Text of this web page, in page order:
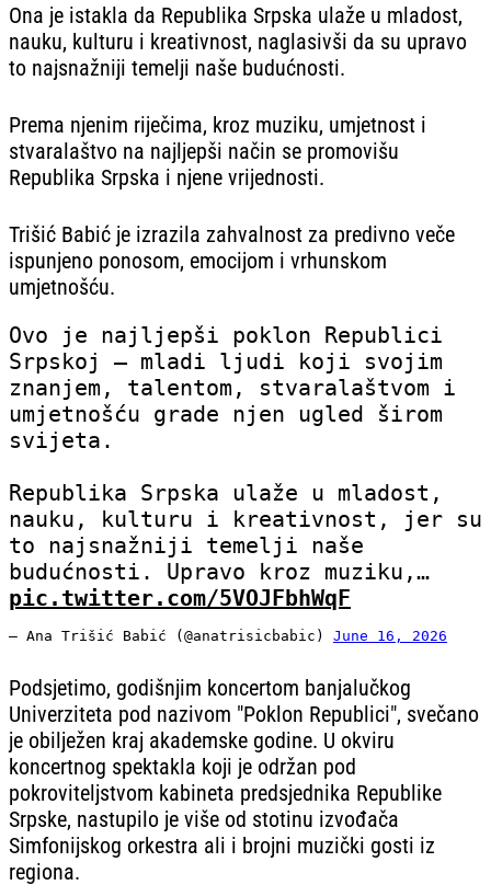
Ona je istakla da Republika Srpska ulaže u mladost,
nauku, kulturu i kreativnost, naglasivši da su upravo
to najsnažniji temelji naše budućnosti.
Prema njenim riječima, kroz muziku, umjetnost i
stvaralaštvo na najljepši način se promovišu
Republika Srpska i njene vrijednosti.
Trišić Babić je izrazila zahvalnost za predivno veče
ispunjeno ponosom, emocijom i vrhunskom
umjetnošću.
Ovo je najljepši poklon Republici
Srpskoj – mladi ljudi koji svojim
znanjem, talentom, stvaralaštvom i
umjetnošću grade njen ugled širom
svijeta.
Republika Srpska ulaže u mladost,
nauku, kulturu i kreativnost, jer su
to najsnažniji temelji naše
budućnosti. Upravo kroz muziku,…
pic.twitter.com/5VOJFbhWqF
— Ana Trišić Babić (@anatrisicbabic) June 16, 2026
Podsjetimo, godišnjim koncertom banjalučkog
Univerziteta pod nazivom "Poklon Republici", svečano
je obilježen kraj akademske godine. U okviru
koncertnog spektakla koji je održan pod
pokroviteljstvom kabineta predsjednika Republike
Srpske, nastupilo je više od stotinu izvođača
Simfonijskog orkestra ali i brojni muzički gosti iz
regiona.